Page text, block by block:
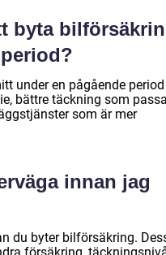
byta
under en pågående period
bättre täckning som
som är mer
innan jag
du byter bilförsäkring.